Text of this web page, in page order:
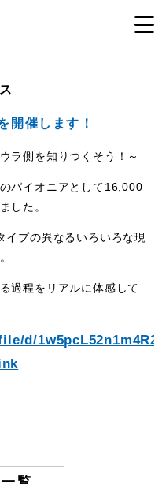
開催します！
ラ側を知りつくそう！～
パイオニアとして16,000
した。
イプの異なるいろいろな現
過程をリアルに体感して
d/